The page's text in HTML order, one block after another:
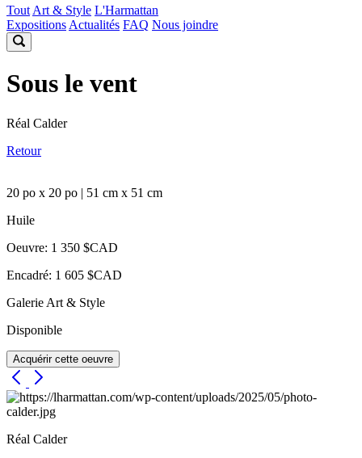
Tout Art & Style L'Harmattan
Expositions Actualités FAQ Nous joindre
Sous le vent
Réal Calder
Retour
20 po x 20 po | 51 cm x 51 cm
Huile
Oeuvre: 1 350 $CAD
Encadré: 1 605 $CAD
Galerie Art & Style
Disponible
Acquérir cette oeuvre
Réal Calder